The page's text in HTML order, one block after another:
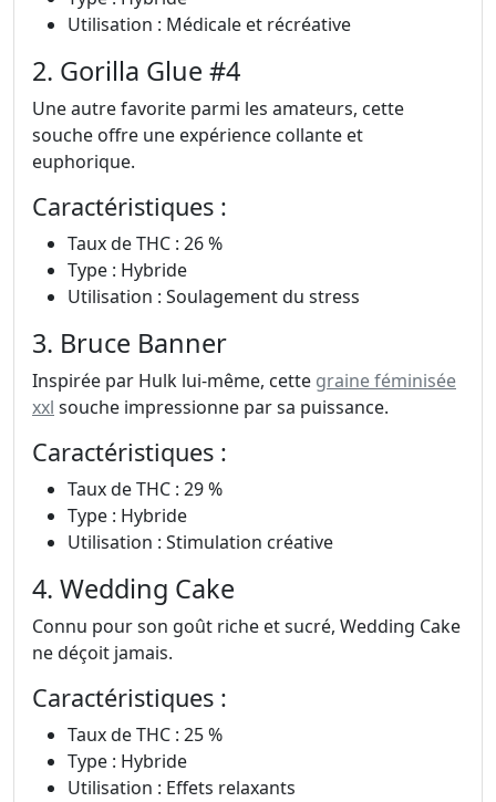
Utilisation : Médicale et récréative
2. Gorilla Glue #4
Une autre favorite parmi les amateurs, cette
souche offre une expérience collante et
euphorique.
Caractéristiques :
Taux de THC : 26 %
Type : Hybride
Utilisation : Soulagement du stress
3. Bruce Banner
Inspirée par Hulk lui-même, cette graine féminisée
xxl souche impressionne par sa puissance.
Caractéristiques :
Taux de THC : 29 %
Type : Hybride
Utilisation : Stimulation créative
4. Wedding Cake
Connu pour son goût riche et sucré, Wedding Cake
ne déçoit jamais.
Caractéristiques :
Taux de THC : 25 %
Type : Hybride
Utilisation : Effets relaxants